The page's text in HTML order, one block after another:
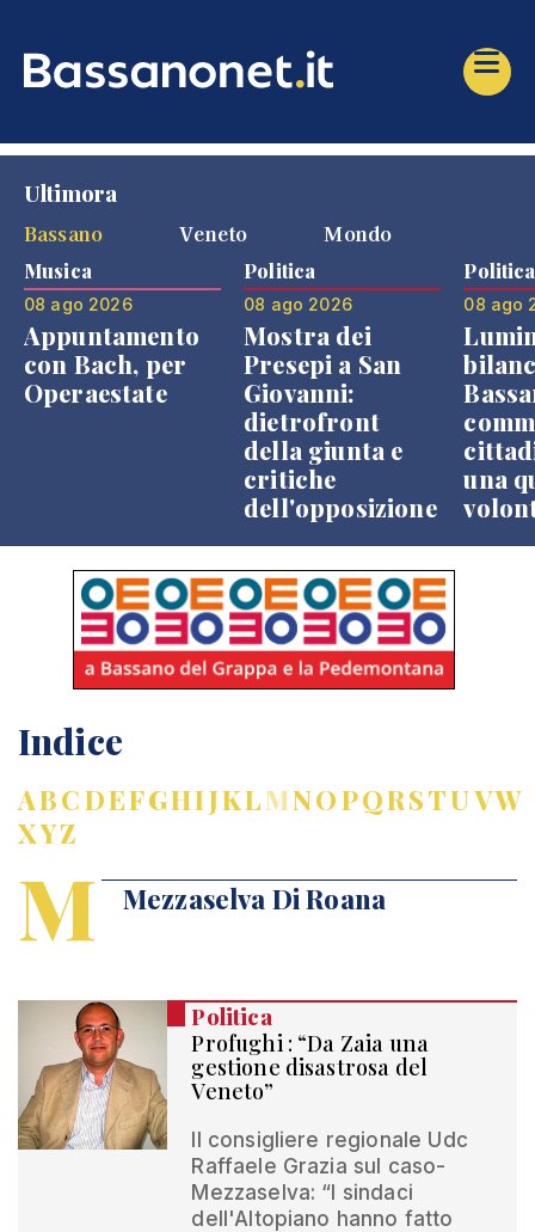
Ultimora
Bassano
Veneto Mondo
Musica
08 ago 2026
Appuntamento
con Bach, per
Operaestate
Politica
08 ago 2026
Mostra dei
Presepi a San
Giovanni:
dietrofront
della giunta e
critiche
dell'opposizione
Politica
08 ago
una
Indice
ABCDEFGHIJKLMNOPQRSTUVW
XYZ
M Mezzaselva Di Roana
Politica
Profughi : “Da Zaia una
gestione disastrosa del
Veneto”
Il consigliere regionale Udc
Raffaele Grazia sul caso-
Mezzaselva: “I sindaci
dell'Altopiano hanno fatto